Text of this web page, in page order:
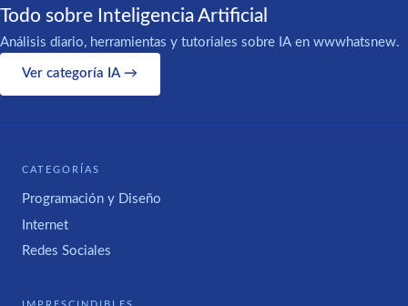
Todo sobre Inteligencia Artificial
Análisis diario, herramientas y tutoriales sobre IA en wwwhatsnew.
Ver categoría IA →
CATEGORÍAS
Programación y Diseño
Internet
Redes Sociales